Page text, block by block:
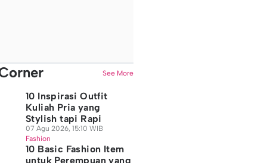
See More
10 Inspirasi Outfit
Kuliah Pria yang
Stylish tapi Rapi
07 Agu 2026, 15:10 WIB
Fashion
10 Basic Fashion Item
untuk Perempuan yang